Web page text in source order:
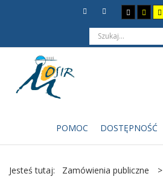
POMOC DOSTĘPNOŚĆ
Jesteś tutaj: Zamówienia publiczne >